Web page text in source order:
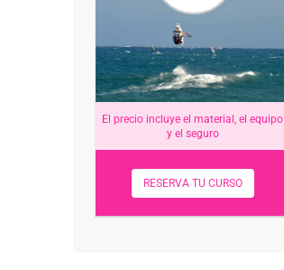
El precio incluye el material, el equipo
y el seguro
RESERVA TU CURSO